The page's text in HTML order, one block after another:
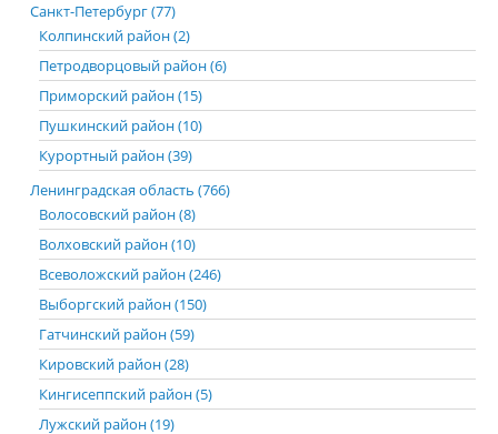
Санкт-Петербург (77)
Колпинский район (2)
Петродворцовый район (6)
Приморский район (15)
Пушкинский район (10)
Курортный район (39)
Ленинградская область (766)
Волосовский район (8)
Волховский район (10)
Всеволожский район (246)
Выборгский район (150)
Гатчинский район (59)
Кировский район (28)
Кингисеппский район (5)
Лужский район (19)